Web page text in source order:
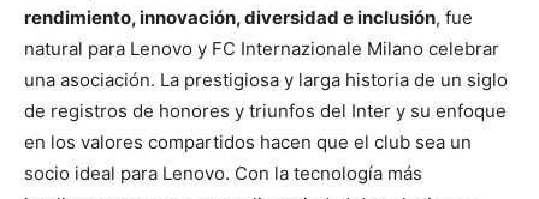
rendimiento, innovación, diversidad e inclusión, fue
natural para Lenovo y FC Internazionale Milano celebrar
una asociación. La prestigiosa y larga historia de un siglo
de registros de honores y triunfos del Inter y su enfoque
en los valores compartidos hacen que el club sea un
socio ideal para Lenovo. Con la tecnología más